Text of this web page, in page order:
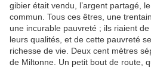
gibier était vendu, l’argent partagé,
commun. Tous ces êtres, une
une incurable pauvreté ; ils riaient
leurs qualités, et de cette pauvreté
richesse de vie. Deux cent mètres
de Miltonne. Un petit bout de route,